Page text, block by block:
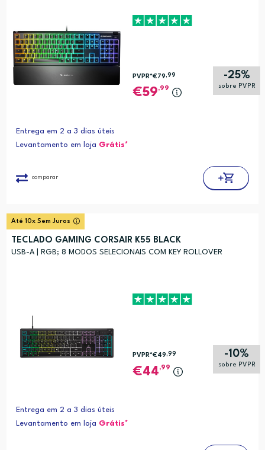
-25%
sobre PVPR
PVPR*€79 ,99
59,99
Entrega em 2 a 3 dias úteis
Levantamento em loja Grátis*
comparar
Até 10x Sem Juros
TECLADO GAMING CORSAIR K55 BLACK
USB-A | RGB; 8 MODOS SELECIONAIS COM KEY ROLLOVER
-10%
sobre PVPR
PVPR*€49,99
44,99
Entrega em 2 a 3 dias úteis
Levantamento em loja Grátis*